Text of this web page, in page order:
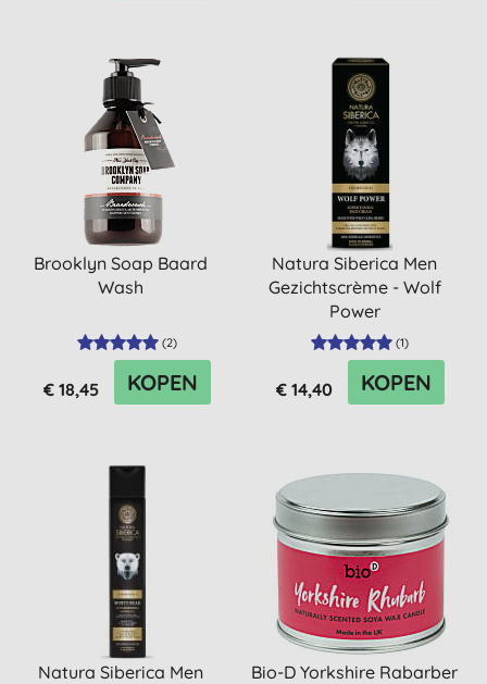
Brooklyn Soap Baard
Wash
(2)
€ 18,45 KOPEN
Natura Siberica Men
Gezichtscrème - Wolf
Power
(1)
€ 14,40 KOPEN
Natura Siberica Men
Bio-D Yorkshire Rabarber